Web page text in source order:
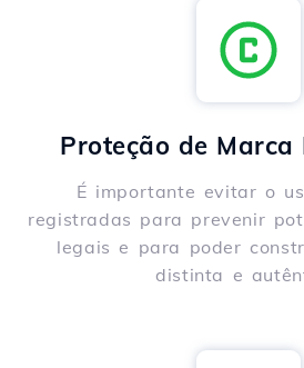
Proteção de Marca
É importante evitar o
registradas para prevenir
legais e para poder
distinta e